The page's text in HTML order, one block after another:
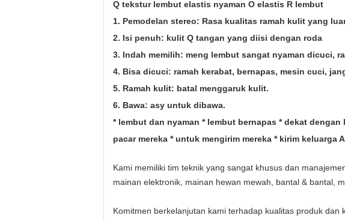
Q tekstur lembut elastis nyaman O elastis R lembut
1. Pemodelan stereo: Rasa kualitas ramah kulit yang
2. Isi penuh: kulit Q tangan yang diisi dengan roda
3. Indah memilih: meng lembut sangat nyaman dicuci,
4. Bisa dicuci: ramah kerabat, bernapas, mesin cuci,
5. Ramah kulit: batal menggaruk kulit.
6. Bawa: asy untuk dibawa.
* lembut dan nyaman * lembut bernapas * dekat
pacar mereka * untuk mengirim mereka * kirim keluarga
Kami memiliki tim teknik yang sangat khusus dan
mainan elektronik, mainan hewan mewah, bantal & bantal,
Komitmen berkelanjutan kami terhadap kualitas produk